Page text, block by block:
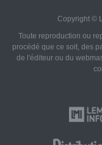
Copyright ©
Toute reproduction ou
procédé que ce soit, des
de l'éditeur ou du